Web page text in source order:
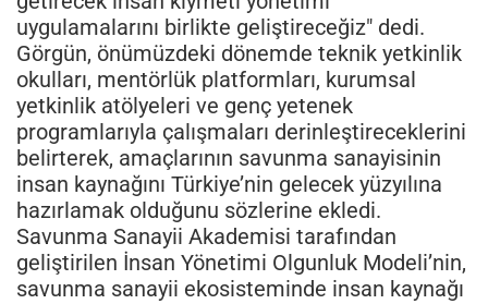
uygulamalarını birlikte geliştireceğiz" dedi.
Görgün, önümüzdeki dönemde teknik yetkinlik
okulları, mentörlük platformları, kurumsal
yetkinlik atölyeleri ve genç yetenek
programlarıyla çalışmaları derinleştireceklerini
belirterek, amaçlarının savunma sanayisinin
insan kaynağını Türkiye’nin gelecek yüzyılına
hazırlamak olduğunu sözlerine ekledi.
Savunma Sanayii Akademisi tarafından
geliştirilen İnsan Yönetimi Olgunluk Modeli’nin,
savunma sanayii ekosisteminde insan kaynağı